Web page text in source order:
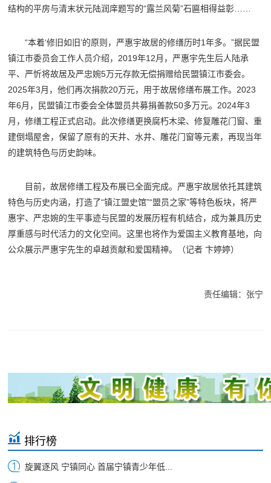
结构的平房与清末状元陆润庠题写的“露兰风菊”石匾相得益彰……
“本着‘修旧如旧’的原则，严惠宇故居的修缮历时1年多。”据民盟
镇江市委员会工作人员介绍，2019年12月，严惠宇先生后人陆承
平、严忻将故居及严忠婉5万元存款无偿捐赠给民盟镇江市委会。
2025年3月，他们再次捐款20万元，用于故居修缮布展工作。2023
年6月，民盟镇江市委会全体盟员共募捐善款50多万元。2024年3
月，修缮工程正式启动。此次修缮更换腐朽木梁、修复雕花门窗、重
建倒塌屋舍，保留了原有的天井、水井、雕花门窗等元素，再现当年
的建筑特色与历史韵味。
目前，故居修缮工程及布展已全面完成。严惠宇故居依托其建筑
特色与历史内涵，打造了“镇江盟史馆”“盟员之家”等特色板块，将严
惠宇、严忠婉的生平事迹与民盟的发展历程有机结合，成为兼具历史
厚重感与时代活力的文化空间。这里也将作为爱国主义教育基地，向
公众展示严惠宇先生的卓越贡献和爱国精神。
（记者 卞婷婷）
责任编辑：张宁
排行榜
旋翼逐风 宁镇同心 首届宁镇青少年低...